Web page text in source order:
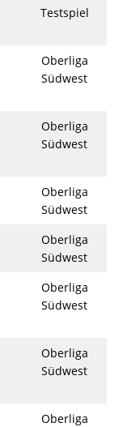
Testspiel
Oberliga
Südwest
Oberliga
Südwest
Oberliga
Südwest
Oberliga
Südwest
Oberliga
Südwest
Oberliga
Südwest
Oberliga